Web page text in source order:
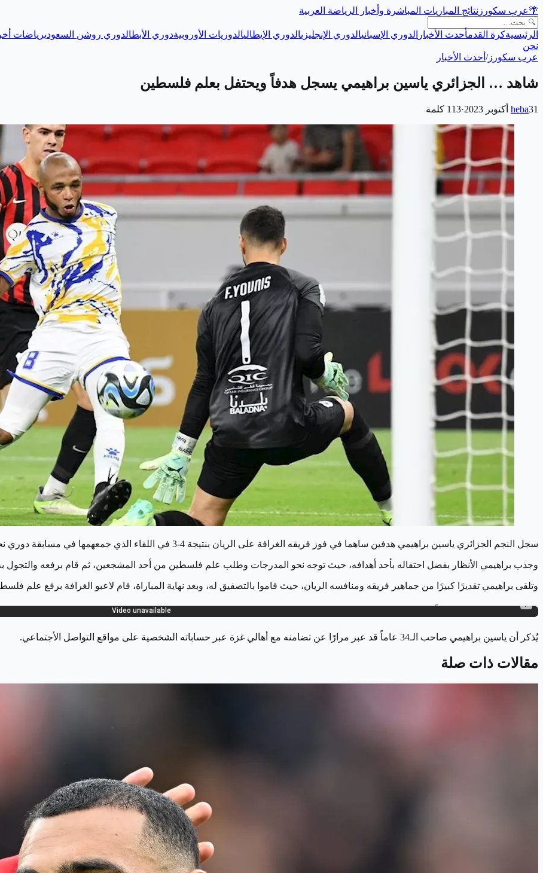
🌴عرب سكورز نتائج المباريات المباشرة وأخبار الرياضة العربية
الرئيسيةكرة القدمأحدث الأخبار الدوري الإسبانيالدوري الإنجليزيالدوري الإيطاليالدوريات الأوروبيةدوري الأبطالدوري روشن السعوديرياضات
نحن
عرب سكورز/ أحدث الأخبار
شاهد … الجزائري ياسين براهيمي يسجل هدفاً ويحتفل بعلم فلسطين
heba31 أكتوبر 2023 ·
113 كلمة
سجل النجم الجزائري ياسين براهيمي هدفين ساهما في فوز فريقه الغرافة على الريان بنتيجة 4-3 في اللقاء الذي جمعهمها في مسابقة دوري نجوم قطر .
وجذب براهيمي الأنظار بفضل احتفاله بأحد أهدافه، حيث توجه نحو المدرجات وطلب علم فلسطين من أحد المشجعين، ثم قام برفعه والتجول
وتلقى براهيمي تقديرًا كبيرًا من جماهير فريقه ومنافسه الريان، حيث قاموا بالتصفيق له، وبعد نهاية المباراة، قام لاعبو الغرافة برفع علم
ياسين براهيمي يسجل هدفاً ويحتفل بعلم فلسطين
يُذكر أن ياسين براهيمي صاحب الـ34 عاماً قد عبر مرارًا عن تضامنه مع أهالي غزة عبر حساباته الشخصية على مواقع التواصل الأجتماعي.
مقالات ذات صلة